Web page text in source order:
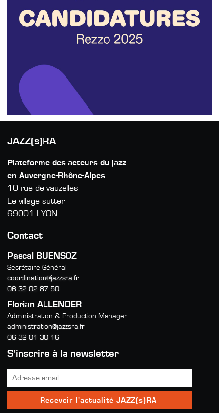
JAZZ(s)RA
Plateforme des acteurs du jazz
en Auvergne-Rhône-Alpes
10 rue de vauzelles
Le village sutter
69001 LYON
Contact
Pascal BUENSOZ
Secrétaire Général
coordination@jazzsra.fr
06 32 02 87 50
Florian ALLENDER
Administration & Production Manager
administration@jazzsra.fr
06 32 01 30 16
S'inscrire à la newsletter